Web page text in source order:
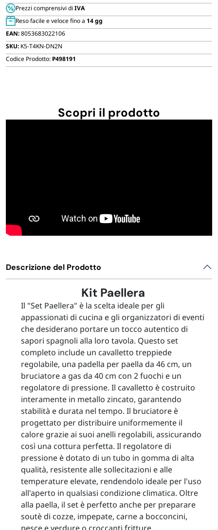
Prezzi comprensivi di IVA
Reso facile e veloce fino a 14 gg
EAN:8053683022106
SKU: K5-T4KN-DN2N
Codice Prodotto: P498191
Scopri il prodotto
Descrizione del Prodotto
Kit Paellera
Il "Set Paellera" è la scelta ideale per gli
appassionati di cucina e gli organizzatori di eventi
che desiderano portare un tocco autentico di
sapori spagnoli alla loro tavola. Questo set
completo include un cavalletto treppiede
regolabile, una padella per paella da 46 cm, un
bruciatore a gas da 40 cm con 2 fuochi e un
regolatore di pressione. Il cavalletto è costruito
interamente in metallo zincato, garantendo
stabilità e durata nel tempo. Il bruciatore è
progettato per distribuire uniformemente il
calore grazie ai suoi anelli regolabili, assicurando
così una cottura perfetta. Il regolatore di
pressione è dotato di un tubo in gomma di alta
qualità, resistente alle sollecitazioni e alle
temperature elevate, rendendolo ideale per l'uso
all'aperto in qualsiasi condizione climatica. Oltre
alla paella, il set è perfetto anche per preparare
soutè di cozze, impepate, carne a bocconcini,